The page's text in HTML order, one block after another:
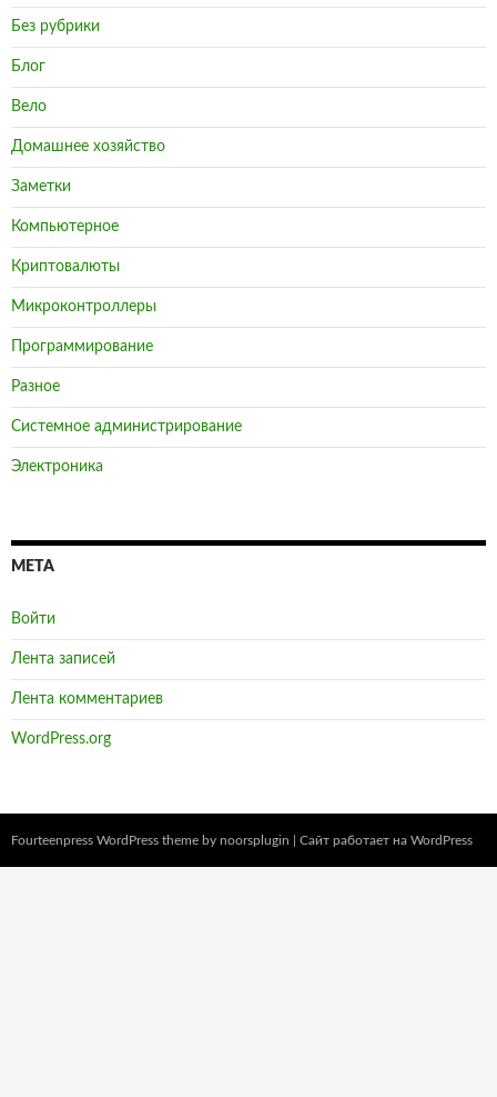
Домашнее хозяйство
Заметки
Компьютерное
Криптовалюты
Микроконтроллеры
Программирование
Разное
Системное администрирование
Электроника
Лента комментариев
WordPress.org